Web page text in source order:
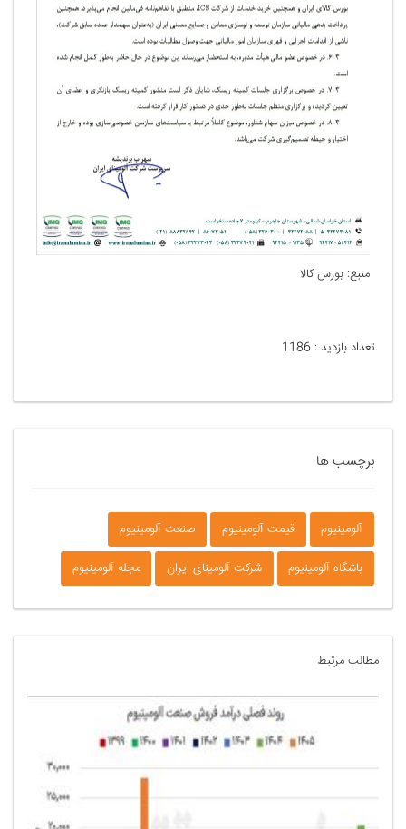
منبع‌: بورس کالا
تعداد بازدید :1186
برچسب ها
آلومینیوم قیمت آلومینیوم صنعت آلومینیوم
باشگاه آلومینیوم شرکت آلومینای ایران مجله آلومینیوم
مطالب مرتبط